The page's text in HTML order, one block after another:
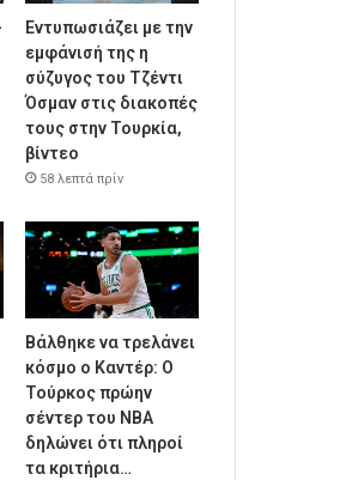
Εντυπωσιάζει με την
εμφάνισή της η
σύζυγος του Τζέντι
Όσμαν στις διακοπές
τους στην Τουρκία,
βίντεο
58 λεπτά πρίν
Βάλθηκε να τρελάνει
κόσμο ο Καντέρ: Ο
Τούρκος πρώην
σέντερ του NBA
δηλώνει ότι πληροί
τα κριτήρια…